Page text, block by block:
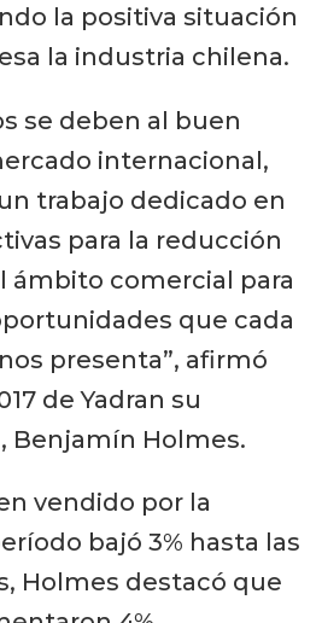
la positiva situación
la industria chilena.
se deben al buen
internacional,
trabajo dedicado en
para la reducción
ámbito comercial para
que cada
presenta”, afirmó
de Yadran su
Benjamín Holmes.
vendido por la
bajó 3% hasta las
Holmes destacó que